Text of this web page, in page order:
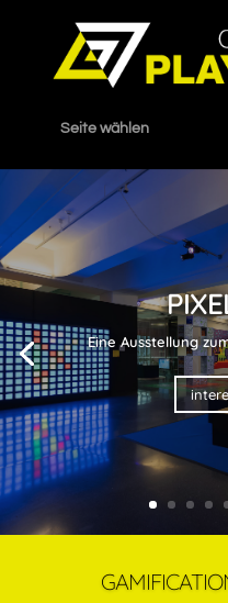
Seite wählen
Eine Ausstellung